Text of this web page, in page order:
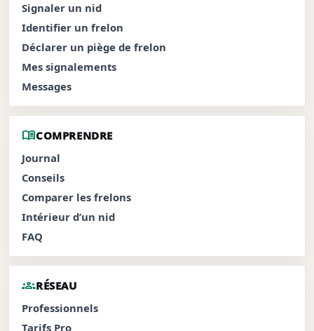
Signaler un nid
Identifier un frelon
Déclarer un piège de frelon
Mes signalements
Messages
menu_bookCOMPRENDRE
Journal
Conseils
Comparer les frelons
Intérieur d’un nid
FAQ
groupsRÉSEAU
Professionnels
Tarifs Pro